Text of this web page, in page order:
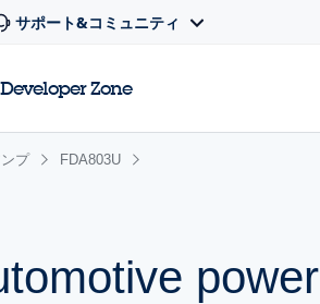
サポート&コミュニティ
Developer Zone
プ FDA803U
power